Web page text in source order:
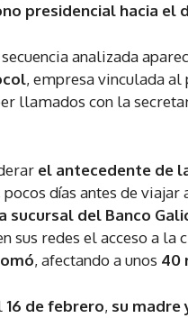
presidencial hacia el
analizada
, empresa vinculada
llamados con la
el antecedente de
pocos días antes de viajar
sucursal del Banco
sus redes el acceso a la
, afectando a unos 40
16 de febrero, su madre